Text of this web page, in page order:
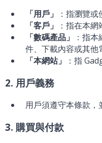
「用戶」
：指瀏覽或
「客戶」
：指在本網
「數碼產品」
：指
件、下載內容或其他
「本網站」
：指
2. 用戶義務
用戶須遵守本條款，
3. 購買與付款